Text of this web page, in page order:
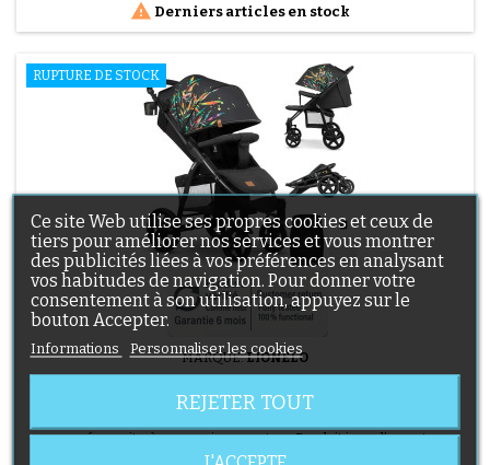
 Derniers articles en stock
RUPTURE DE STOCK
MARQUE:LIONELO
COUCHÉ - PACK ACCESSOIRES - MULTICOLORE
marquées suite à un essai sur route. » Produit issu d’un retour
client ou d’un emballage abîmé, testé par nos techniciens et 100
Ce site Web utilise ses propres cookies et ceux de
tiers pour améliorer nos services et vous montrer
des publicités liées à vos préférences en analysant
vos habitudes de navigation. Pour donner votre
consentement à son utilisation, appuyez sur le
bouton Accepter.
Informations Personnaliser les cookies
REJETER TOUT